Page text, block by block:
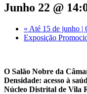
Junho 22 @
« Até 15 de junho |
Exposição
O Salão Nobre da
Densidade: acesso à
Núcleo Distrital de Vila